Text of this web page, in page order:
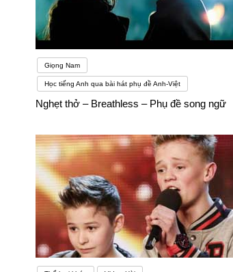
Giọng Nam
Học tiếng Anh qua bài hát phụ đề Anh-Việt
Nghẹt thở – Breathless – Phụ đề song ngữ